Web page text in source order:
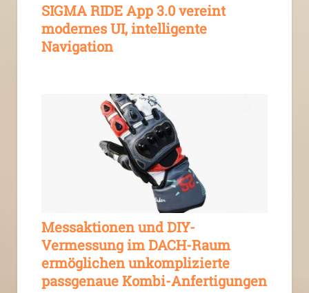
SIGMA RIDE App 3.0 vereint
modernes UI, intelligente
Navigation
Messaktionen und DIY-
Vermessung im DACH-Raum
ermöglichen unkomplizierte
passgenaue Kombi-Anfertigungen